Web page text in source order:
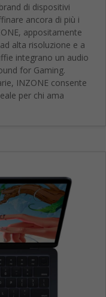
di dispositivi
ancora di più i
appositamente
alta risoluzione e a
integrano un audio
for Gaming.
INZONE consente
per chi ama